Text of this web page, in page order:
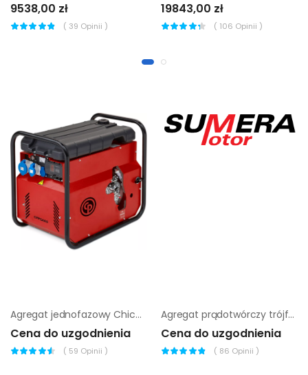
9538,00 zł
( 39 Opinii )
19843,00 zł
( 106 Opinii )
Agregat jednofazowy Chicago Pneumatic CPPG 4AS |
Cena do uzgodnienia
( 59 Opinii )
Agregat prądotwórczy trójfazowy Sumera Motor SMG-350I
Cena do uzgodnienia
( 86 Opinii )